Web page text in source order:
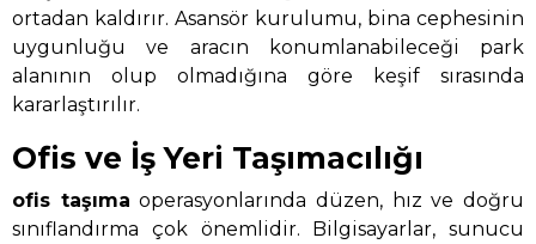
ortadan kaldırır. Asansör kurulumu, bina cephesinin
uygunluğu ve aracın konumlanabileceği park
alanının olup olmadığına göre keşif sırasında
kararlaştırılır.
Ofis ve İş Yeri Taşımacılığı
ofis taşıma operasyonlarında düzen, hız ve doğru
sınıflandırma çok önemlidir. Bilgisayarlar, sunucu